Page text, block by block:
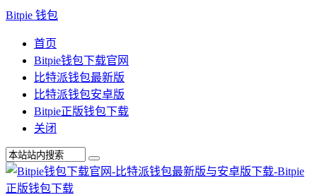
Bitpie 钱包
首页
Bitpie钱包下载官网
比特派钱包最新版
比特派钱包安卓版
Bitpie正版钱包下载
关闭